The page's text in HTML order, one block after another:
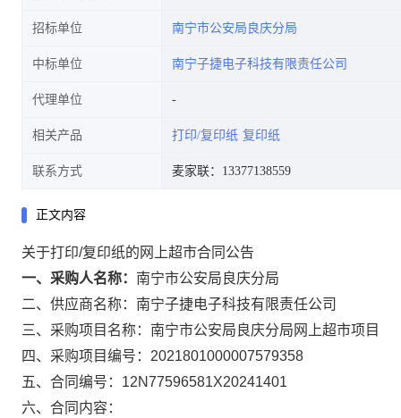
招标单位 南宁市公安局良庆分局
中标单位 南宁子捷电子科技有限责任公司
代理单位
相关产品 打印/复印纸 复印纸
联系方式 麦家联：13377138559
正文内容
关于打印/复印纸的网上超市合同公告
一、采购人名称： 南宁市公安局良庆分局
二、供应商名称： 南宁子捷电子科技有限责任公司
三、采购项目名称： 南宁市公安局良庆分局网上超市项目
四、采购项目编号： 2021801000007579358
五、合同编号： 12N77596581X20241401
六、合同内容：